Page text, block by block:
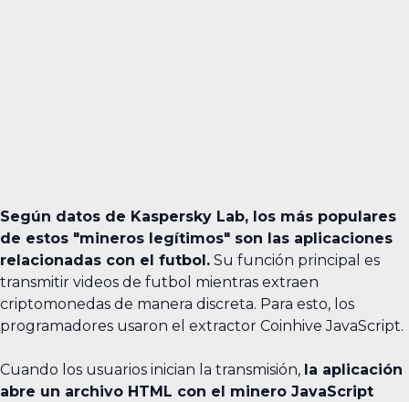
Según datos de Kaspersky Lab, los más populares
de estos "mineros legítimos" son las aplicaciones
relacionadas con el futbol. Su función principal es
transmitir videos de futbol mientras extraen
criptomonedas de manera discreta. Para esto, los
programadores usaron el extractor Coinhive JavaScript.
Cuando los usuarios inician la transmisión, la aplicación
abre un archivo HTML con el minero JavaScript